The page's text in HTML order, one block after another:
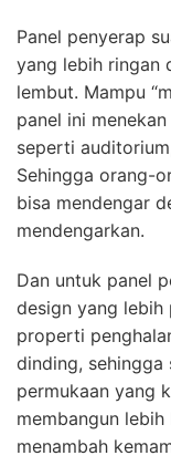
Panel penyerap
yang lebih ringan
lembut. Mampu
panel ini
seperti
Sehingga orang-
bisa mendengar
mendengarkan.
Dan untuk panel
design yang lebih
properti
dinding,
permukaan yang
membangun
menambah